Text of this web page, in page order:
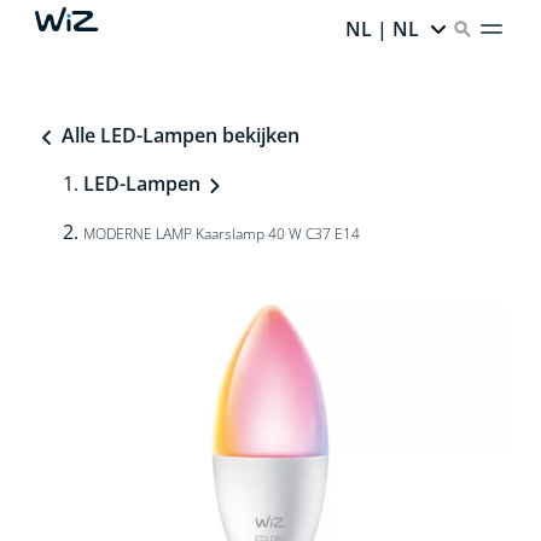
NL | NL
Alle LED-Lampen bekijken
LED-Lampen
MODERNE LAMP Kaarslamp 40 W C37 E14